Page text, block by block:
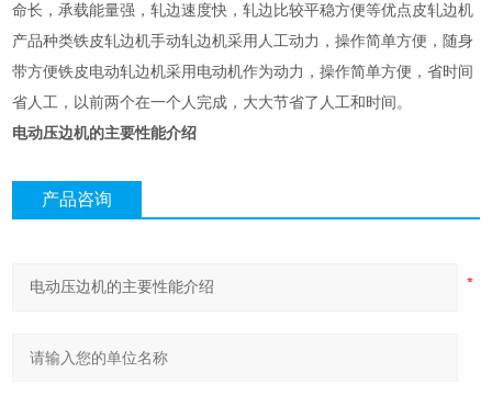
命长，承载能量强，轧边速度快，轧边比较平稳方便等优点皮轧边机
产品种类铁皮轧边机手动轧边机采用人工动力，操作简单方便，随身
带方便铁皮电动轧边机采用电动机作为动力，操作简单方便，省时间
省人工，以前两个在一个人完成，大大节省了人工和时间。
电动压边机的主要性能介绍
产品咨询